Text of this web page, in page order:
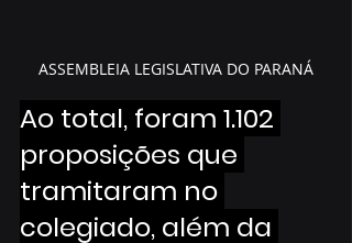
ASSEMBLEIA LEGISLATIVA DO PARANÁ
Ao total, foram 1.102
proposições que
tramitaram no
colegiado, além da